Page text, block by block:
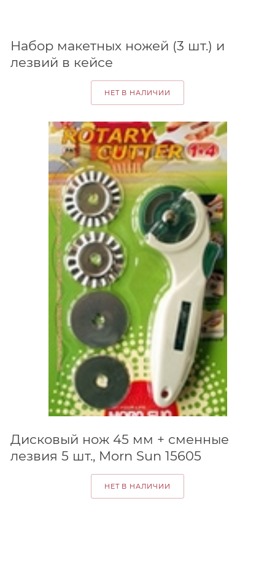
Набор макетных ножей (3 шт.) и
лезвий в кейсе
НЕТ В НАЛИЧИИ
Дисковый нож 45 мм + сменные
лезвия 5 шт., Morn Sun 15605
НЕТ В НАЛИЧИИ